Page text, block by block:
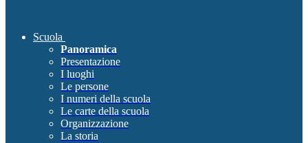
Scuola
Panoramica
Presentazione
I luoghi
Le persone
I numeri della scuola
Le carte della scuola
Organizzazione
La storia